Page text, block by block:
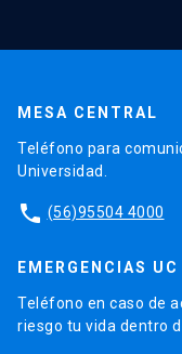
MESA CENTRAL
Teléfono para
Universidad.
phone (56)95504 4000
EMERGENCIAS UC
Teléfono en caso de
riesgo tu vida dentro